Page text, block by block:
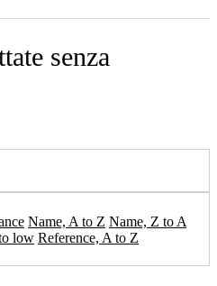
senza
Name, A to Z Name, Z to A
low Reference, A to Z